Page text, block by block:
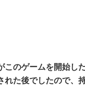
このゲームを開始し
れた後でしたので、